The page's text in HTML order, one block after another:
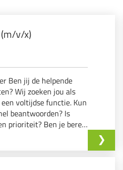
v/x)
Ben jij de helpende
Wij zoeken jou als
voltijdse functie. Kun
beantwoorden? Is
prioriteit? Ben je bereid